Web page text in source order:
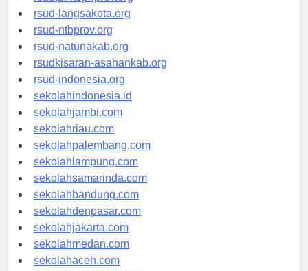
rsudtpi-kepriprov.org
rsud-langsakota.org
rsud-ntbprov.org
rsud-natunakab.org
rsudkisaran-asahankab.org
rsud-indonesia.org
sekolahindonesia.id
sekolahjambi.com
sekolahriau.com
sekolahpalembang.com
sekolahlampung.com
sekolahsamarinda.com
sekolahbandung.com
sekolahdenpasar.com
sekolahjakarta.com
sekolahmedan.com